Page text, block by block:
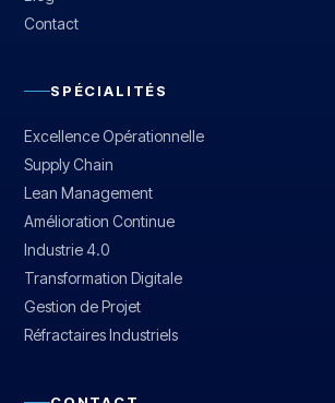
Contact
SPÉCIALITÉS
Excellence Opérationnelle
Supply Chain
Lean Management
Amélioration Continue
Industrie 4.0
Transformation Digitale
Gestion de Projet
Réfractaires Industriels